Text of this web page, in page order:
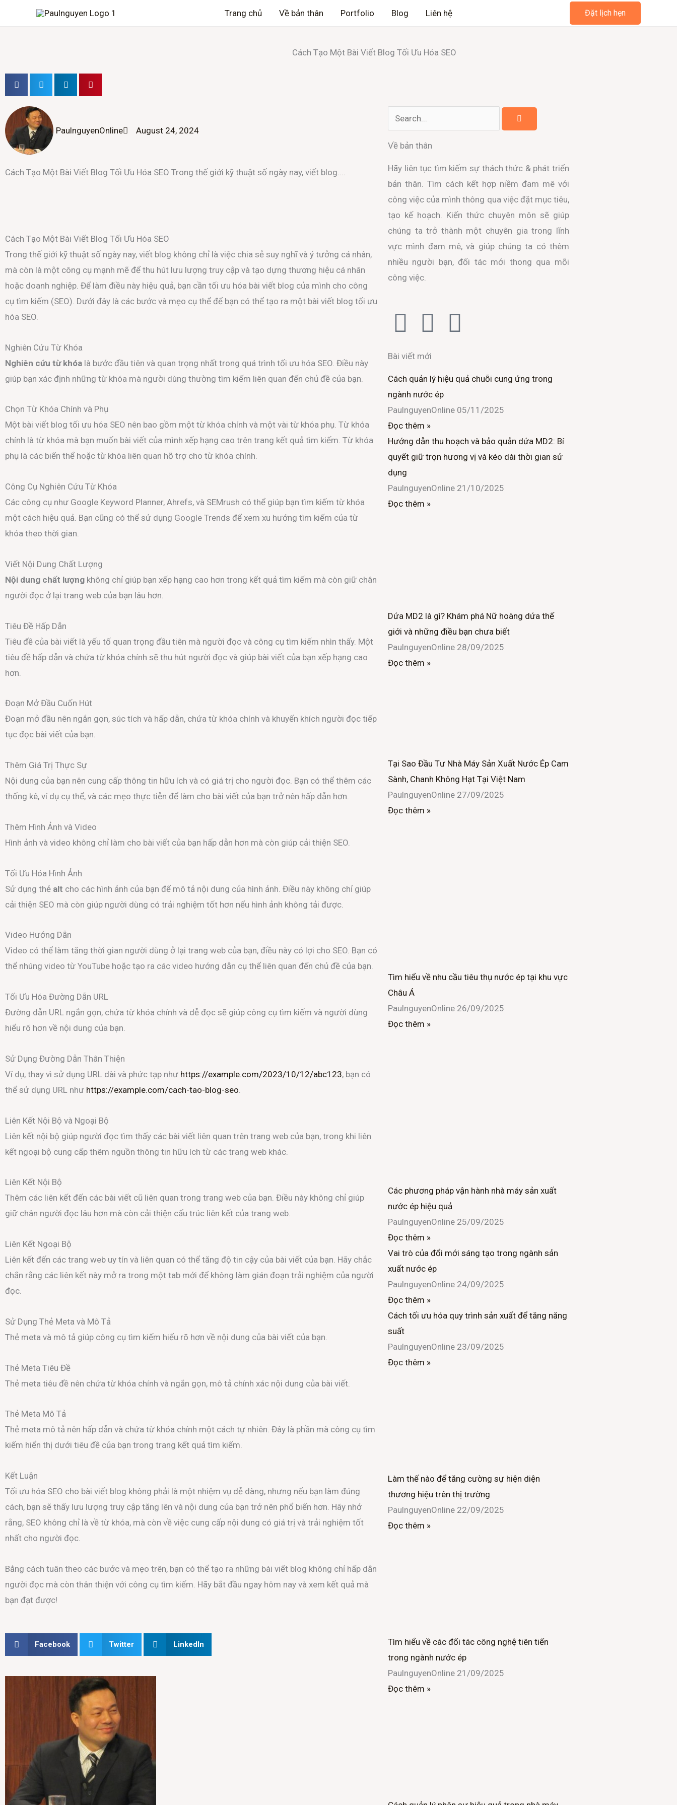
Trang chủ Về bản thân Portfolio Blog Liên hệ Đặt lịch hẹn
Cách Tạo Một Bài Viết Blog Tối Ưu Hóa SEO
PaulnguyenOnline August 24, 2024
Cách Tạo Một Bài Viết Blog Tối Ưu Hóa SEO Trong thế giới kỹ thuật số ngày nay, viết blog....
Cách Tạo Một Bài Viết Blog Tối Ưu Hóa SEO
Trong thế giới kỹ thuật số ngày nay, viết blog không chỉ là việc chia sẻ suy nghĩ và ý tưởng cá nhân,
mà còn là một công cụ mạnh mẽ để thu hút lưu lượng truy cập và tạo dựng thương hiệu cá nhân
hoặc doanh nghiệp. Để làm điều này hiệu quả, bạn cần tối ưu hóa bài viết blog của mình cho công
cụ tìm kiếm (SEO). Dưới đây là các bước và mẹo cụ thể để bạn có thể tạo ra một bài viết blog tối ưu
hóa SEO.
Nghiên Cứu Từ Khóa
Nghiên cứu từ khóa là bước đầu tiên và quan trọng nhất trong quá trình tối ưu hóa SEO. Điều này
giúp bạn xác định những từ khóa mà người dùng thường tìm kiếm liên quan đến chủ đề của bạn.
Chọn Từ Khóa Chính và Phụ
Một bài viết blog tối ưu hóa SEO nên bao gồm một từ khóa chính và một vài từ khóa phụ. Từ khóa
chính là từ khóa mà bạn muốn bài viết của mình xếp hạng cao trên trang kết quả tìm kiếm. Từ khóa
phụ là các biến thể hoặc từ khóa liên quan hỗ trợ cho từ khóa chính.
Công Cụ Nghiên Cứu Từ Khóa
Các công cụ như Google Keyword Planner, Ahrefs, và SEMrush có thể giúp bạn tìm kiếm từ khóa
một cách hiệu quả. Bạn cũng có thể sử dụng Google Trends để xem xu hướng tìm kiếm của từ
khóa theo thời gian.
Viết Nội Dung Chất Lượng
Nội dung chất lượng không chỉ giúp bạn xếp hạng cao hơn trong kết quả tìm kiếm mà còn giữ chân
người đọc ở lại trang web của bạn lâu hơn.
Tiêu Đề Hấp Dẫn
Tiêu đề của bài viết là yếu tố quan trọng đầu tiên mà người đọc và công cụ tìm kiếm nhìn thấy. Một
tiêu đề hấp dẫn và chứa từ khóa chính sẽ thu hút người đọc và giúp bài viết của bạn xếp hạng cao
hơn.
Đoạn Mở Đầu Cuốn Hút
Đoạn mở đầu nên ngắn gọn, súc tích và hấp dẫn, chứa từ khóa chính và khuyến khích người đọc tiếp
tục đọc bài viết của bạn.
Thêm Giá Trị Thực Sự
Nội dung của bạn nên cung cấp thông tin hữu ích và có giá trị cho người đọc. Bạn có thể thêm các
thống kê, ví dụ cụ thể, và các mẹo thực tiễn để làm cho bài viết của bạn trở nên hấp dẫn hơn.
Thêm Hình Ảnh và Video
Hình ảnh và video không chỉ làm cho bài viết của bạn hấp dẫn hơn mà còn giúp cải thiện SEO.
Tối Ưu Hóa Hình Ảnh
Sử dụng thẻ alt cho các hình ảnh của bạn để mô tả nội dung của hình ảnh. Điều này không chỉ giúp
cải thiện SEO mà còn giúp người dùng có trải nghiệm tốt hơn nếu hình ảnh không tải được.
Video Hướng Dẫn
Video có thể làm tăng thời gian người dùng ở lại trang web của bạn, điều này có lợi cho SEO. Bạn có
thể nhúng video từ YouTube hoặc tạo ra các video hướng dẫn cụ thể liên quan đến chủ đề của bạn.
Tối Ưu Hóa Đường Dẫn URL
Đường dẫn URL ngắn gọn, chứa từ khóa chính và dễ đọc sẽ giúp công cụ tìm kiếm và người dùng
hiểu rõ hơn về nội dung của bạn.
Sử Dụng Đường Dẫn Thân Thiện
Ví dụ, thay vì sử dụng URL dài và phức tạp như https://example.com/2023/10/12/abc123, bạn có
thể sử dụng URL như https://example.com/cach-tao-blog-seo
Liên Kết Nội Bộ và Ngoại Bộ
Liên kết nội bộ giúp người đọc tìm thấy các bài viết liên quan trên trang web của bạn, trong khi liên
kết ngoại bộ cung cấp thêm nguồn thông tin hữu ích từ các trang web khác.
Liên Kết Nội Bộ
Thêm các liên kết đến các bài viết cũ liên quan trong trang web của bạn. Điều này không chỉ giúp
giữ chân người đọc lâu hơn mà còn cải thiện cấu trúc liên kết của trang web.
Liên Kết Ngoại Bộ
Liên kết đến các trang web uy tín và liên quan có thể tăng độ tin cậy của bài viết của bạn. Hãy chắc
chắn rằng các liên kết này mở ra trong một tab mới để không làm gián đoạn trải nghiệm của người
đọc.
Sử Dụng Thẻ Meta và Mô Tả
Thẻ meta và mô tả giúp công cụ tìm kiếm hiểu rõ hơn về nội dung của bài viết của bạn.
Thẻ Meta Tiêu Đề
Thẻ meta tiêu đề nên chứa từ khóa chính và ngắn gọn, mô tả chính xác nội dung của bài viết.
Thẻ Meta Mô Tả
Thẻ meta mô tả nên hấp dẫn và chứa từ khóa chính một cách tự nhiên. Đây là phần mà công cụ tìm
kiếm hiển thị dưới tiêu đề của bạn trong trang kết quả tìm kiếm.
Kết Luận
Tối ưu hóa SEO cho bài viết blog không phải là một nhiệm vụ dễ dàng, nhưng nếu bạn làm đúng
cách, bạn sẽ thấy lưu lượng truy cập tăng lên và nội dung của bạn trở nên phổ biến hơn. Hãy nhớ
rằng, SEO không chỉ là về từ khóa, mà còn về việc cung cấp nội dung có giá trị và trải nghiệm tốt
nhất cho người đọc.
Bằng cách tuân theo các bước và mẹo trên, bạn có thể tạo ra những bài viết blog không chỉ hấp dẫn
người đọc mà còn thân thiện với công cụ tìm kiếm. Hãy bắt đầu ngay hôm nay và xem kết quả mà
bạn đạt được!
Facebook Twitter LinkedIn
Search
Về bản thân
Hãy liên tục tìm kiếm sự thách thức & phát triển
bản thân. Tìm cách kết hợp niềm đam mê với
công việc của mình thông qua việc đặt mục tiêu,
tạo kế hoạch. Kiến thức chuyên môn sẽ giúp
chúng ta trở thành một chuyên gia trong lĩnh
vực mình đam mê, và giúp chúng ta có thêm
nhiều người bạn, đối tác mới thong qua mỗi
công việc.
F
a
c
e
b
o
o
k
T
w
i
t
t
e
L
n
e
d
n
Bài viết mới
Cách quản lý hiệu quả chuỗi cung ứng trong
ngành nước ép
PaulnguyenOnline 05/11/2025
Đọc thêm »
Hướng dẫn thu hoạch và bảo quản dứa MD2: Bí
quyết giữ trọn hương vị và kéo dài thời gian sử
dụng
PaulnguyenOnline 21/10/2025
Đọc thêm »
Dứa MD2 là gì? Khám phá Nữ hoàng dứa thế
giới và những điều bạn chưa biết
PaulnguyenOnline 28/09/2025
Đọc thêm »
Tại Sao Đầu Tư Nhà Máy Sản Xuất Nước Ép Cam
Sành, Chanh Không Hạt Tại Việt Nam
PaulnguyenOnline 27/09/2025
Đọc thêm »
Tìm hiểu về nhu cầu tiêu thụ nước ép tại khu vực
Châu Á
PaulnguyenOnline 26/09/2025
Đọc thêm »
Các phương pháp vận hành nhà máy sản xuất
nước ép hiệu quả
PaulnguyenOnline 25/09/2025
Đọc thêm »
Vai trò của đổi mới sáng tạo trong ngành sản
xuất nước ép
PaulnguyenOnline 24/09/2025
Đọc thêm »
Cách tối ưu hóa quy trình sản xuất để tăng năng
suất
PaulnguyenOnline 23/09/2025
Đọc thêm »
Làm thế nào để tăng cường sự hiện diện
thương hiệu trên thị trường
PaulnguyenOnline 22/09/2025
Đọc thêm »
Tìm hiểu về các đối tác công nghệ tiên tiến
trong ngành nước ép
PaulnguyenOnline 21/09/2025
Đọc thêm »